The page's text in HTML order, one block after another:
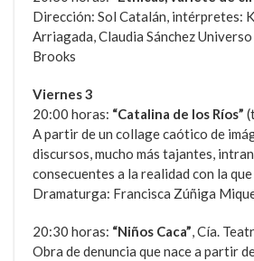
Dirección: Sol Catalán, intérpretes:
Arriagada, Claudia Sánchez
Brooks
Viernes 3
20:00 horas: “Catalina de los Ríos”
A partir de un collage caótico de
discursos, mucho más tajantes,
consecuentes a la realidad con la
Dramaturga: Francisca Zúñiga
20:30 horas: “Niños Caca”, Cía.
Obra de denuncia que nace a partir